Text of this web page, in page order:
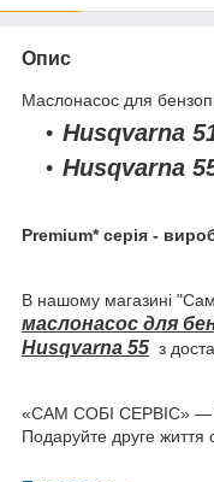
Опис
Маслонасос для
Husqvarna
Husqvarna
Premium* серія -
В нашому магазині
маслонасос для
Husqvarna 55 з
«САМ СОБІ СЕРВІС» —
Подаруйте друге життя